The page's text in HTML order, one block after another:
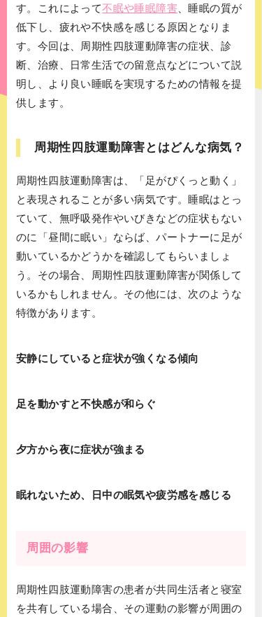
す。これによって不眠や睡眠障害 、睡眠の質が
低下し、疲れや不快感を感じる原因となりま
す。今回は、周期性四肢運動障害の症状、診
断、治療、日常生活での留意点などについて説
明し、より良い睡眠を実現するための情報を提
供します。
周期性四肢運動障害とはどんな病気？
周期性四肢運動障害は、「足がぴくっと動く」
と表現されることが多い病気です。睡眠はとっ
ていて、無呼吸発作やいびきなどの症状もない
のに「昼間に眠い」ならば、パートナーに足が
動いているかどうかを確認してもらいましょ
う。その場合、周期性四肢運動障害が関係して
いるかもしれません。その他には、次のような
特徴があります。
安静にしていると症状が強くなる傾向
足を動かすと不快感が和らぐ
夕方から夜に症状が強まる
眠れないため、日中の眠気や疲労感を感じる
周囲の影響
周期性四肢運動障害の患者が共同生活者と寝室
を共有している場合、その運動の影響が周囲の